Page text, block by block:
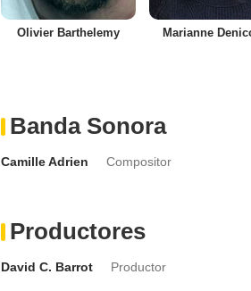
Olivier Barthelemy Marianne
Banda Sonora
Camille Adrien Compositor
Productores
David C. Barrot Productor